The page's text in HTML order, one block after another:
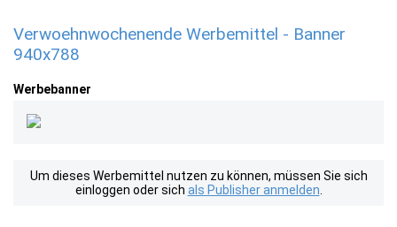
Verwoehnwochenende Werbemittel - Banner
940x788
Werbebanner
Um dieses Werbemittel nutzen zu können, müssen Sie sich
einloggen oder sich als Publisher anmelden